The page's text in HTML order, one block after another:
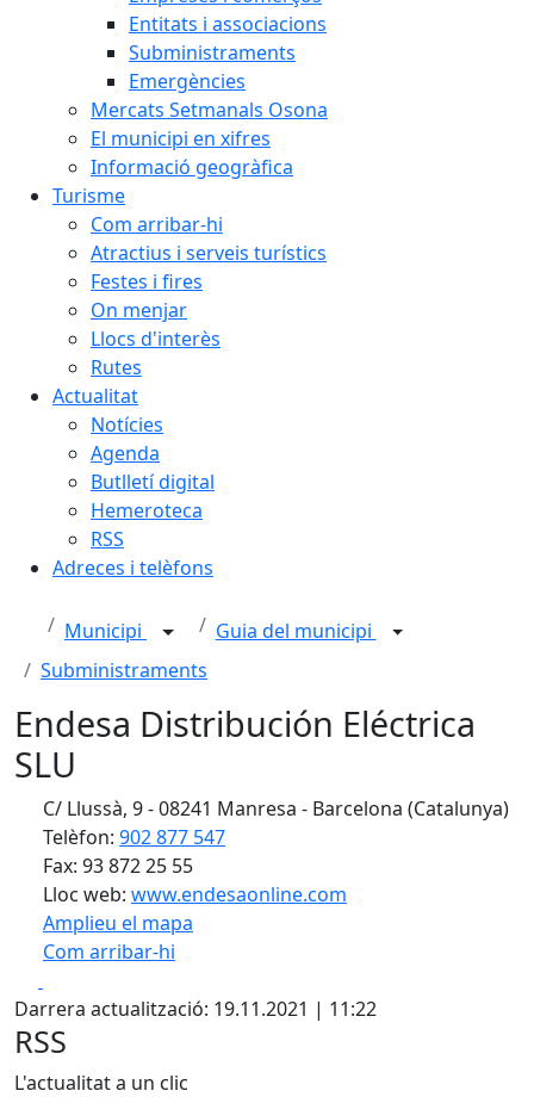
Entitats i associacions
Subministraments
Emergències
Mercats Setmanals Osona
El municipi en xifres
Informació geogràfica
Turisme
Com arribar-hi
Atractius i serveis turístics
Festes i fires
On menjar
Llocs d'interès
Rutes
Actualitat
Notícies
Agenda
Butlletí digital
Hemeroteca
RSS
Adreces i telèfons
Municipi
Guia del municipi
Subministraments
Endesa Distribución Eléctrica
SLU
C/ Llussà, 9 - 08241 Manresa - Barcelona (Catalunya)
Telèfon: 902 877 547
Fax: 93 872 25 55
Lloc web: www.endesaonline.com
Amplieu el mapa
Com arribar-hi
+
−
Darrera actualització: 19.11.2021 | 11:22
RSS
L'actualitat a un clic